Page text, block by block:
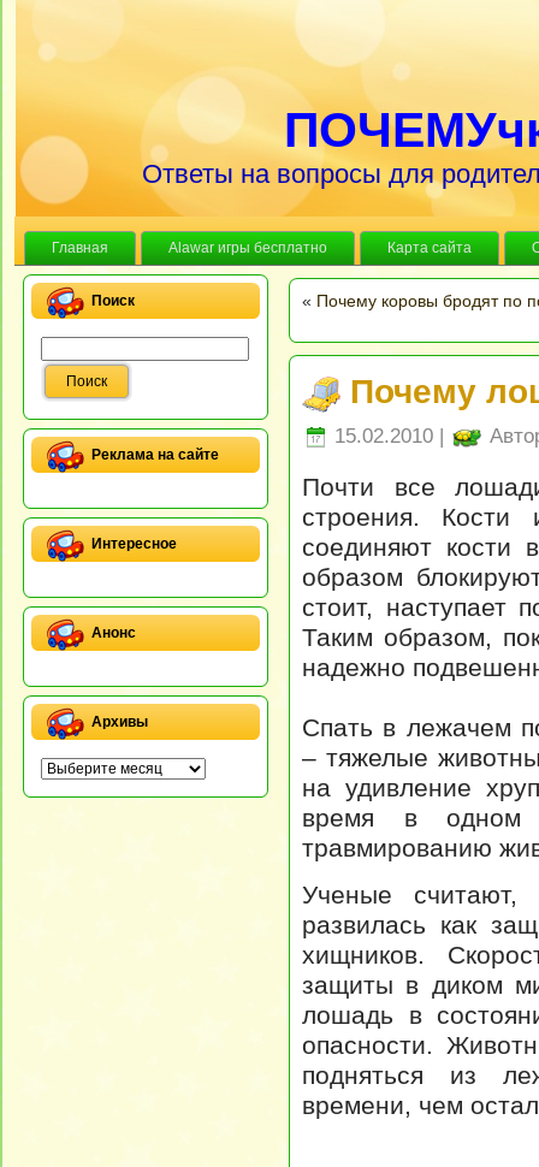
Ответы на вопросы для
Главная Alawar игры бесплатно Карта сайта
Поиск
Реклама на сайте
Интересное
Анонс
Архивы
« Почему коровы бродят по
Почему
15.02.2010 |
Почти все
строения. Кости
соединяют кости
образом
стоит, наступает
Таким образом,
надежно
Спать в лежачем
– тяжелые
на удивление
время в одном
травмированию
Ученые
развилась как
хищников.
защиты в диком
лошадь в
опасности.
подняться из
времени, чем